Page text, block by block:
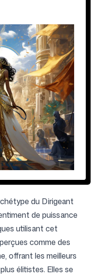
du Dirigeant
de puissance
utilisant cet
comme des
offrant les meilleurs
élitistes. Elles se